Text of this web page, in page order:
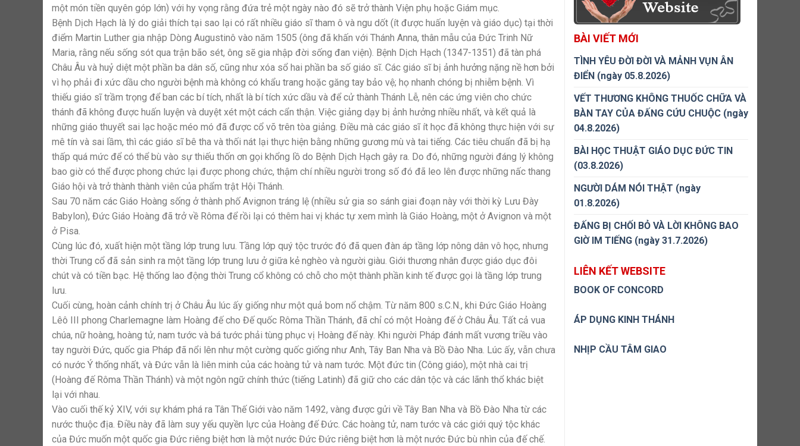
một món tiền quyên góp lớn) với hy vọng rằng đứa trẻ một ngày nào đó sẽ trở thành Viện phụ hoặc Giám mục.
Bệnh Dịch Hạch là lý do giải thích tại sao lại có rất nhiều giáo sĩ tham ô và ngu dốt (ít được huấn luyện và giáo dục) tại thời
điểm Martin Luther gia nhập Dòng Augustinô vào năm 1505 (ông đã khấn với Thánh Anna, thân mẫu của Đức Trinh Nữ
Maria, rằng nếu sống sót qua trận bão sét, ông sẽ gia nhập đời sống đan viện). Bệnh Dịch Hạch (1347-1351) đã tàn phá
Châu Âu và huỷ diệt một phần ba dân số, cũng như xóa sổ hai phần ba số giáo sĩ. Các giáo sĩ bị ảnh hưởng nặng nề hơn bởi
vì họ phải đi xức dầu cho người bệnh mà không có khẩu trang hoặc găng tay bảo vệ; họ nhanh chóng bị nhiễm bệnh. Vì
thiếu giáo sĩ trầm trọng để ban các bí tích, nhất là bí tích xức dầu và để cử thành Thánh Lễ, nên các ứng viên cho chức
thánh đã không được huấn luyện và duyệt xét một cách cẩn thận. Việc giảng dạy bị ảnh hưởng nhiều nhất, và kết quả là
những giáo thuyết sai lạc hoặc méo mó đã được cổ võ trên tòa giảng. Điều mà các giáo sĩ ít học đã không thực hiện với sự
mê tín và sai lầm, thì các giáo sĩ bê tha và thối nát lại thực hiện bằng những gương mù và tai tiếng. Các tiêu chuẩn đã bị hạ
thấp quá mức để có thể bù vào sự thiếu thốn ơn gọi khổng lồ do Bệnh Dịch Hạch gây ra. Do đó, những người đáng lý không
bao giờ có thể được phong chức lại được phong chức, thậm chí nhiều người trong số đó đã leo lên được những nấc thang
Giáo hội và trở thành thành viên của phẩm trật Hội Thánh.
Sau 70 năm các Giáo Hoàng sống ở thành phố Avignon tráng lệ (nhiều sử gia so sánh giai đoạn này với thời kỳ Lưu Đày
Babylon), Đức Giáo Hoàng đã trở về Rôma để rồi lại có thêm hai vị khác tự xem mình là Giáo Hoàng, một ở Avignon và một
ở Pisa.
Cùng lúc đó, xuất hiện một tầng lớp trung lưu. Tầng lớp quý tộc trước đó đã quen đàn áp tầng lớp nông dân vô học, nhưng
thời Trung cổ đã sản sinh ra một tầng lớp trung lưu ở giữa kẻ nghèo và người giàu. Giới thương nhân được giáo dục đôi
chút và có tiền bạc. Hệ thống lao động thời Trung cổ không có chỗ cho một thành phần kinh tế được gọi là tầng lớp trung
lưu.
Cuối cùng, hoàn cảnh chính trị ở Châu Âu lúc ấy giống như một quả bom nổ chậm. Từ năm 800 s.C.N., khi Đức Giáo Hoàng
Lêô III phong Charlemagne làm Hoàng đế cho Đế quốc Rôma Thần Thánh, đã chỉ có một Hoàng đế ở Châu Âu. Tất cả vua
chúa, nữ hoàng, hoàng tử, nam tước và bá tước phải tùng phục vị Hoàng đế này. Khi người Pháp đánh mất vương triều vào
tay người Đức, quốc gia Pháp đã nổi lên như một cường quốc giống như Anh, Tây Ban Nha và Bồ Đào Nha. Lúc ấy, vẫn chưa
có nước Ý thống nhất, và Đức vẫn là liên minh của các hoàng tử và nam tước. Một đức tin (Công giáo), một nhà cai trị
(Hoàng đế Rôma Thần Thánh) và một ngôn ngữ chính thức (tiếng Latinh) đã giữ cho các dân tộc và các lãnh thổ khác biệt
lại với nhau.
Vào cuối thế kỷ XIV, với sự khám phá ra Tân Thế Giới vào năm 1492, vàng được gửi về Tây Ban Nha và Bồ Đào Nha từ các
nước thuộc địa. Điều này đã làm suy yếu quyền lực của Hoàng đế Đức. Các hoàng tử, nam tước và các giới quý tộc khác
của Đức muốn một quốc gia Đức riêng biệt hơn là một nước Đức Đức riêng biệt hơn là một nước Đức bù nhìn của đế chế.
BÀI VIẾT MỚI
TÌNH YÊU ĐỜI ĐỜI VÀ MẢNH VỤN ÂN
ĐIỂN (ngày 05.8.2026)
VẾT THƯƠNG KHÔNG THUỐC CHỮA VÀ
BÀN TAY CỦA ĐẤNG CỨU CHUỘC (ngày
04.8.2026)
BÀI HỌC THUẬT GIÁO DỤC ĐỨC TIN
(03.8.2026)
NGƯỜI DÁM NÓI THẬT (ngày
01.8.2026)
ĐẤNG BỊ CHỐI BỎ VÀ LỜI KHÔNG BAO
GIỜ IM TIẾNG (ngày 31.7.2026)
LIÊN KẾT WEBSITE
BOOK OF CONCORD
ÁP DỤNG KINH THÁNH
NHỊP CẦU TÂM GIAO